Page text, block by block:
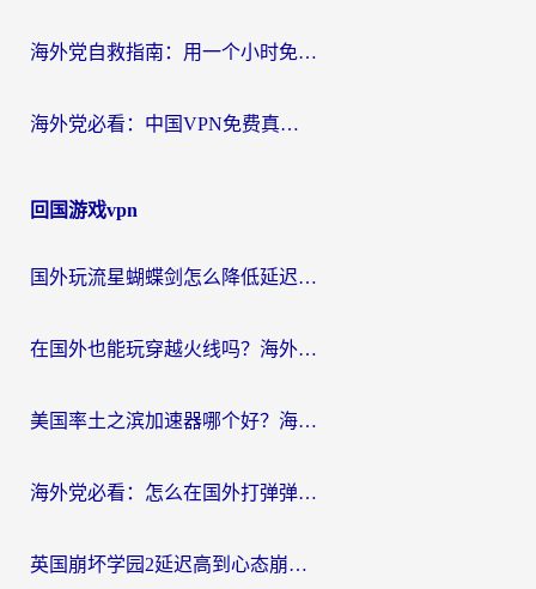
海外党自救指南：用一个小时免费加速器，轻松打破国内资源访问壁垒？
海外党必看：中国VPN免费真的靠谱吗？手把手教你选对回国加速器
回国游戏vpn
国外玩流星蝴蝶剑怎么降低延迟？海外党必看的加速秘籍（含欧洲鸣潮&彩虹岛优化攻略）
在国外也能玩穿越火线吗？海外玩家国服游戏畅玩终极指南
美国率土之滨加速器哪个好？海外党国服游戏畅玩终极指南（附多游戏解决方案）
海外党必看：怎么在国外打弹弹堂不卡？番茄加速器亲测指南
英国崩坏学园2延迟高到心态崩？海外党国服游戏加速终极指南